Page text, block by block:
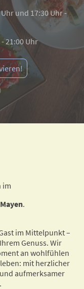
und 17:30 Uhr -
21:00 Uhr
im
.
im Mittelpunkt –
Genuss. Wir
an wohlfühlen
mit herzlicher
aufmerksamer